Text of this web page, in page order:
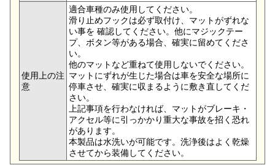
使用上の注
意
適合車種のみ使用してください。
滑り止めフックは必ず取付け、マットがずれな
い事を 確認してください。他にマジックテー
プ、ボタン等がある場合、確実に留めてくださ
い。
他のマットなど重ねて使用しないでください。
マットにずれが生じた場合は車を安全な場所に
停車させ、確実に収まるように敷き直してくだ
さい。
上記事項を行わなければ、マットがブレーキ・
アクセル等に引っかかり重大な事故を招く恐れ
があります。
本製品は水洗いが可能です。洗浄後はよく乾燥
させてから装備してください。